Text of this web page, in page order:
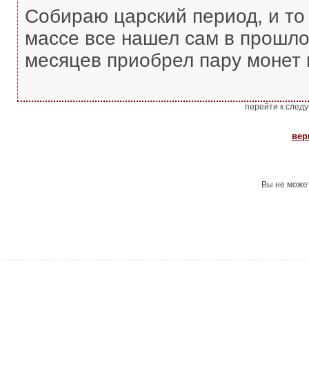
Собираю царский период, и
массе все нашел сам в
месяцев приобрел пару монет
перейти к
Вы не